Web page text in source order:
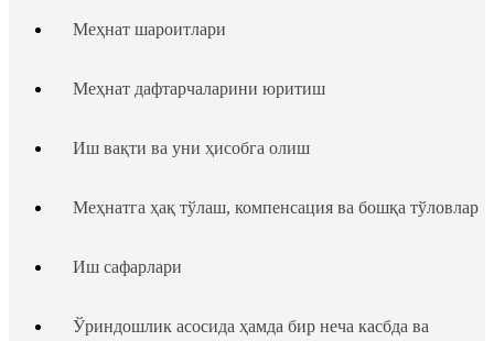
Меҳнат шароитлари
Меҳнат дафтарчаларини юритиш
Иш вақти ва уни ҳисобга олиш
Меҳнатга ҳақ тўлаш, компенсация ва бошқа тўловлар
Иш сафарлари
Ўриндошлик асосида ҳамда бир неча касбда ва